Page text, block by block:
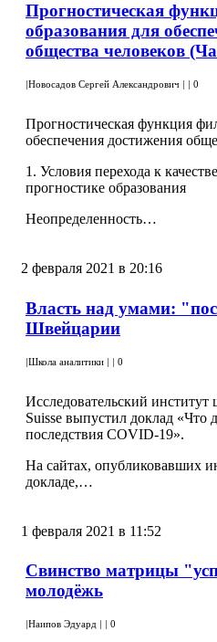
Прогностическая
образования для
общества человеков
|Новосадов Сергей Александрович | | 0
Прогностическая функция
обеспечения достижения
1. Условия перехода к
прогностике образования
Неопределенность…
2 февраля 2021 в 20:16
Власть над умами:
Швейцарии
|Школа аналитики | | 0
Исследовательский институт
Suisse выпустил доклад «Что
последствия COVID-19».
На сайтах, опубликовавших
докладе,…
1 февраля 2021 в 11:52
Свинство матрицы
молодёжь
|Наипов Эдуард | | 0